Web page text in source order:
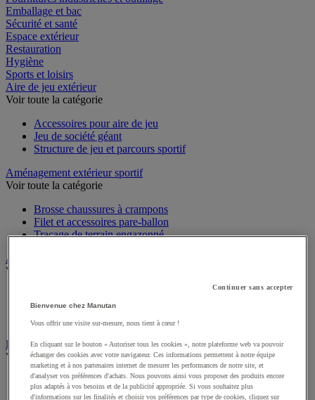
Fournitures industrielles et outillage
Emballage et bac
Sécurité et santé
Espace extérieur
Restauration
Hygiène
Sports et loisirs
Aire de jeu extérieur
Accessoires pour aire de jeu
Jeu de société géant
Aménagement extérieur sportif
Brosse chaussures à crampons
Filet et accessoires pare-ballon
Athlétisme
Matériel de course à pied
Matériel de lancer athlétique
Équipements et accessoires multisport
Voir toute la catégorie
Afficheur
Continuer sans accepter
Bienvenue chez Manutan
Vous offrir une visite sur-mesure, nous tient à cœur !
En cliquant sur le bouton « Autoriser tous les cookies », notre plateforme web va pouvoir
échanger des cookies avec votre navigateur. Ces informations permettent à notre équipe
marketing et à nos partenaires internet de mesurer les performances de notre site, et
d'analyser vos préférences d'achats. Nous pouvons ainsi vous proposer des produits encore
plus adaptés à vos besoins et de la publicité appropriée. Si vous souhaitez plus
d'informations sur les finalités et choisir vos préférences par type de cookies, cliquez sur